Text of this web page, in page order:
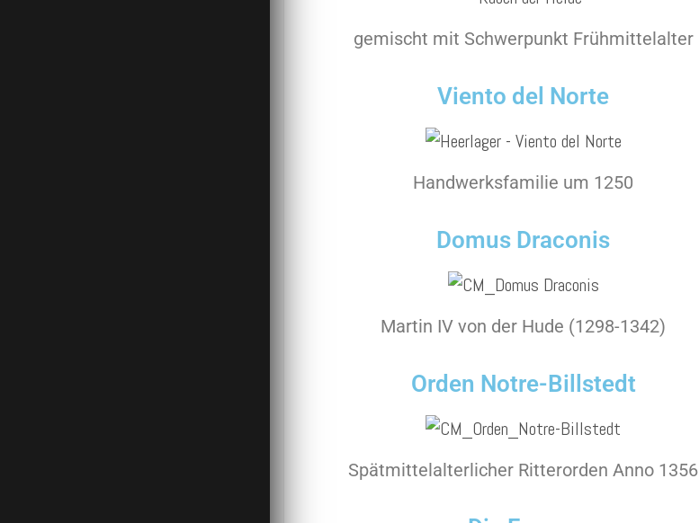
gemischt mit Schwerpunkt Frühmittelalter
Viento del Norte
Handwerksfamilie um 1250
Domus Draconis
Martin IV von der Hude​ (1298-1342)
Orden Notre-Billstedt
Spätmittelalterlicher Ritterorden Anno 1356